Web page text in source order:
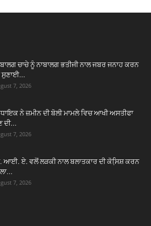
ਚਾਚੇ ਨੂੰ ਨਾਬਾਲਗ ਭਤੀਜੀ ਨਾਲ ਜਬਰ ਜਨਾਹ ਕਰਨ
ਸੁਣਾਈ...
7, 2026
ਨੇ ਜ਼ਮੀਨ ਦੀ ਬੋਲੀ ਮਾਮਲੇ ਵਿਚ ਆਖੀ ਅਸਤੀਫਾ
ਦੀ...
7, 2026
ਆਈ. ਏ. ਵਲੋਂ ਲੜਕੀ ਨਾਲ ਬਲਾਤਕਾਰ ਦੀ ਕੋਸਿ਼ਸ਼ ਕਰਨ
7, 2026